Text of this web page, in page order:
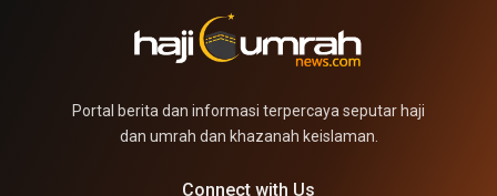
Portal berita dan informasi terpercaya seputar haji
dan umrah dan khazanah keislaman.
Connect with Us